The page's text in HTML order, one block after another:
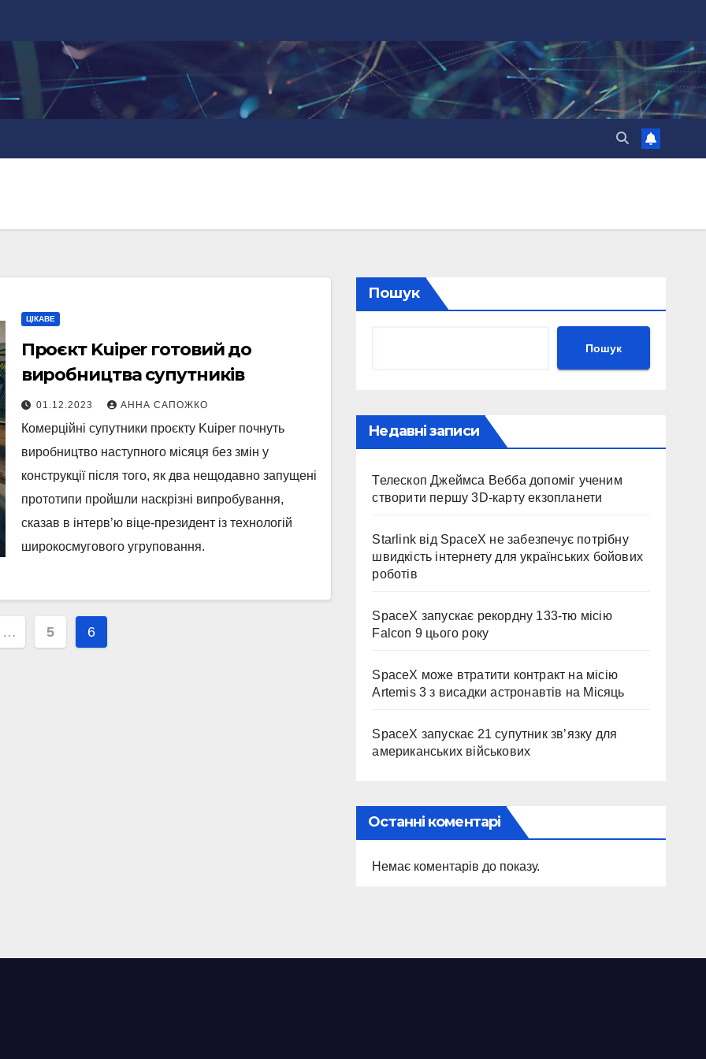
ЦІКАВЕ
Проєкт Kuiper готовий до
виробництва супутників
01.12.2023 АННА САПОЖКО
Комерційні супутники проєкту Kuiper почнуть
виробництво наступного місяця без змін у
конструкції після того, як два нещодавно запущені
прототипи пройшли наскрізні випробування,
сказав в інтерв’ю віце-президент із технологій
широкосмугового угруповання.
… 5 6
Пошук
Пошук
Недавні записи
Телескоп Джеймса Вебба допоміг ученим
створити першу 3D-карту екзопланети
Starlink від SpaceX не забезпечує потрібну
швидкість інтернету для українських бойових
роботів
SpaceX запускає рекордну 133-тю місію
Falcon 9 цього року
SpaceX може втратити контракт на місію
Artemis 3 з висадки астронавтів на Місяць
SpaceX запускає 21 супутник зв’язку для
американських військових
Останні коментарі
Немає коментарів до показу.